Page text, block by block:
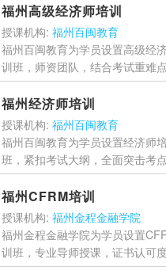
容，匹配新大纲，精华考点，梳理
考点，提炼考试要点，帮助学员...
情]
福州高级经济师培训
授课机构: 福州百闽教育
福州百闽教育为学员设置高级经
训班，师资团队，结合考试重难
课，涵盖考点的备考题库，提炼
心考点，总结规律方法，快速提升
技巧，帮助学员顺利考取...
福州经济师培训
授课机构: 福州百闽教育
福州百闽教育为学员设置经济师
班，紧扣考试大纲，全面突击考
入讲解，易学易记，考前突击，
缺的同时高效提分，全面梳理重难
点，不留遗漏，帮助学员顺利考...
情]
福州CFRM培训
授课机构: 福州金程金融学院
福州金程金融学院为学员设置
训班，专业导师授课，证书认可
专家解读，针对CFRM考纲进行